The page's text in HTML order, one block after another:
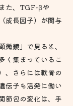
た、TGF-βや
成長因子）が関与
鏡」で見ると、
く集まっているこ
、さらには軟骨の
伝子も活発に働い
節包の変化は、手